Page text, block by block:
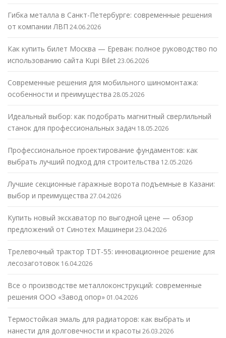
Гибка металла в Санкт-Петербурге: современные решения
от компании ЛВП 24.06.2026
Как купить билет Москва — Ереван: полное руководство по
использованию сайта Kupi Bilet23.06.2026
Современные решения для мобильного шиномонтажа:
особенности и преимущества 28.05.2026
Идеальный выбор: как подобрать магнитный сверлильный
станок для профессиональных задач 18.05.2026
Профессиональное проектирование фундаментов: как
выбрать лучший подход для строительства 12.05.2026
Лучшие секционные гаражные ворота подъемные в Казани:
выбор и преимущества 27.04.2026
Купить новый экскаватор по выгодной цене — обзор
предложений от Синотех Машинери 23.04.2026
Трелевочный трактор TDT-55: инновационное решение для
лесозаготовок 16.04.2026
Все о производстве металлоконструкций: современные
решения ООО «Завод опор» 01.04.2026
Термостойкая эмаль для радиаторов: как выбрать и
нанести для долговечности и красоты 26.03.2026